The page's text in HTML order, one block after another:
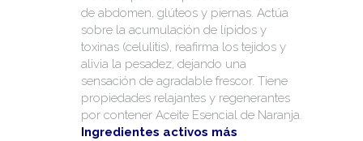
de abdomen, glúteos y piernas. Actúa
sobre la acumulación de lípidos y
toxinas (celulitis), reafirma los tejidos y
alivia la pesadez, dejando una
sensación de agradable frescor. Tiene
propiedades relajantes y regenerantes
por contener Aceite Esencial de Naranja.
Ingredientes activos más